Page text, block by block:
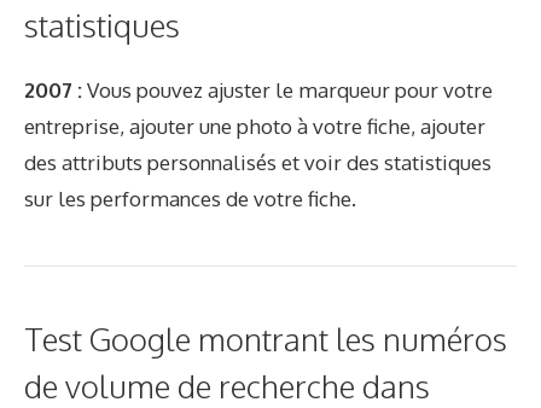
statistiques
2007 :Vous pouvez ajuster le marqueur pour votre
entreprise, ajouter une photo à votre fiche, ajouter
des attributs personnalisés et voir des statistiques
sur les performances de votre fiche.
Test Google montrant les numéros
de volume de recherche dans